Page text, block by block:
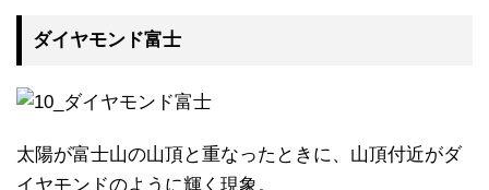
ダイヤモンド富士
太陽が富士山の山頂と重なったときに、山頂付近がダ
イヤモンドのように輝く現象。